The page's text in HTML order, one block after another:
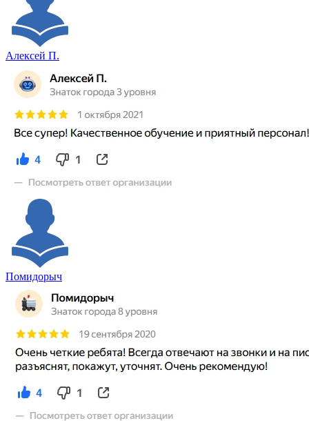
Алексей П.
Помидорыч